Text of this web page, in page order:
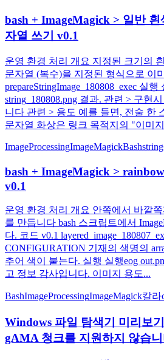
bash + ImageMagick > 일반
자열 쓰기 v0.1
운영 환경 처리 개요 지정된 크기의
문자열 (복수)을 지정된 형식으로 이
prepareStringImage_180808_exec 실
string_180808.png 결과. 관련 > 구현
니다 관련 > 용도 예를 들면, 전술 한
문자열 화상은 링크 목적지의 "이미
ImageProcessingImageMagickBash
bash + ImageMagick >
v0.1
운영 환경 처리 개요 안쪽에서 바깥
를 만듭니다 bash 스크립트에서
다. 코드 v0.1
CONFIGURATION 기재의 색명의
추어 색이 붙는다. 실행 실행eog
고 정보 감사입니다. 이미지 용도...
BashImageProcessingImageMagick칼라
Windows 파일 탐색기 미리보
gAMA 청크를 지원하지 않습